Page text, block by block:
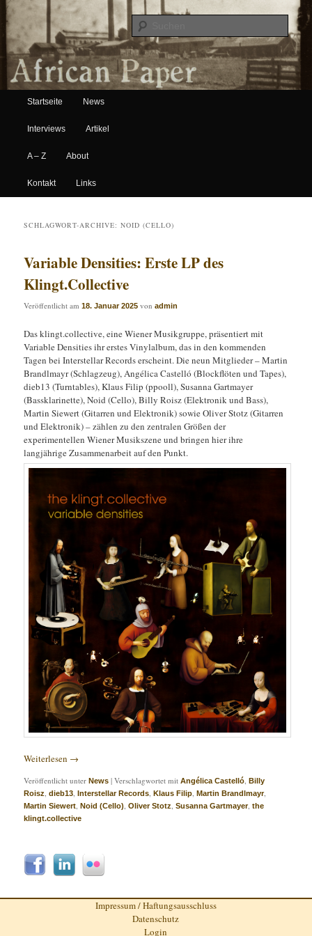
African Paper
Hauptmenü
Zum Inhalt wechseln
Zum sekundären Inhalt wechseln
Startseite News
Interviews Artikel
A – Z About
Kontakt Links
SCHLAGWORT-ARCHIVE:NOID (CELLO)
Variable Densities: Erste LP des
Klingt.Collective
Veröffentlicht am18. Januar 2025 vonadmin
Das klingt.collective, eine Wiener Musikgruppe, präsentiert mit
Variable Densities ihr erstes Vinylalbum, das in den kommenden
Tagen bei Interstellar Records erscheint. Die neun Mitglieder – Martin
Brandlmayr (Schlagzeug), Angélica Castelló (Blockflöten und Tapes),
dieb13 (Turntables), Klaus Filip (ppooll), Susanna Gartmayer
(Bassklarinette), Noid (Cello), Billy Roisz (Elektronik und Bass),
Martin Siewert (Gitarren und Elektronik) sowie Oliver Stotz (Gitarren
und Elektronik) – zählen zu den zentralen Größen der
experimentellen Wiener Musikszene und bringen hier ihre
langjährige Zusammenarbeit auf den Punkt.
Weiterlesen →
Veröffentlicht unter News |Verschlagwortet mit Angélica Castelló ,Billy
Roisz ,dieb13 ,Interstellar Records ,Klaus Filip ,Martin Brandlmayr,
Martin Siewert ,Noid (Cello) ,Oliver Stotz ,Susanna Gartmayer,the
klingt.collective
Impressum / Haftungsausschluss
Datenschutz
Login